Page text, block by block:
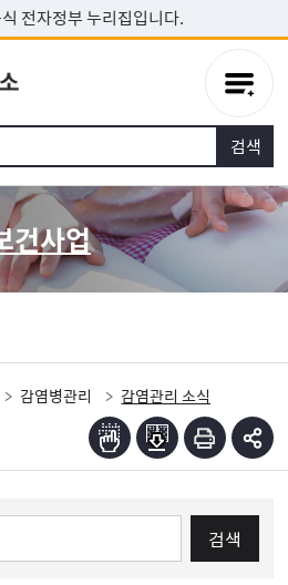
바로가기
전자정부 누리집입니다.
건사업
감염병관리 감염관리 소식
검색